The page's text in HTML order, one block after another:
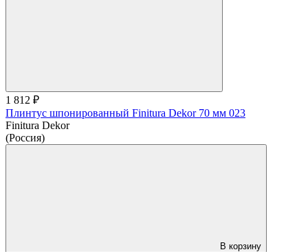
1 812 ₽
Плинтус шпонированный Finitura Dekor 70 мм 023
Finitura Dekor
(Россия)
В корзину